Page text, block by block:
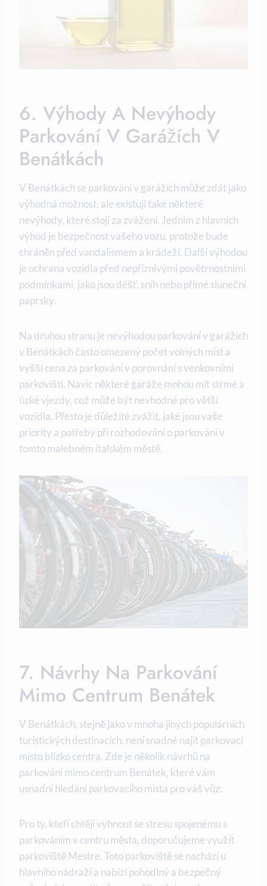
6. Výhody A Nevýhody
Parkování V Garážích V
Benátkách
V Benátkách se parkování v garážích může zdát jako
výhodná možnost, ale existují také některé
nevýhody, které stojí za zvážení. Jedním z hlavních
výhod je bezpečnost vašeho vozu, protože bude
chráněn před vandalismem a krádeží. Další výhodou
je ochrana vozidla před nepříznivými povětrnostními
podmínkami, jako jsou déšť, sníh nebo přímé sluneční
paprsky.
Na druhou stranu je nevýhodou parkování v garážích
v Benátkách často omezený počet volných míst a
vyšší cena za parkování v porovnání s venkovními
parkovišti. Navíc některé garáže mohou mít strmé a
úzké vjezdy, což může být nevhodné pro větší
vozidla. Přesto je důležité zvážit, jaké jsou vaše
priority a potřeby při rozhodování o parkování v
tomto malebném italském městě.
7. Návrhy Na Parkování
Mimo Centrum Benátek
V Benátkách, stejně jako v mnoha jiných populárních
turistických destinacích, není snadné najít parkovací
místo blízko centra. Zde je několik návrhů na
parkování mimo centrum Benátek, které vám
usnadní hledání parkovacího místa pro váš vůz:
Pro ty, kteří chtějí vyhnout se stresu spojenému s
parkováním v centru města, doporučujeme využít
parkoviště Mestre. Toto parkoviště se nachází u
hlavního nádraží a nabízí pohodlný a bezpečný